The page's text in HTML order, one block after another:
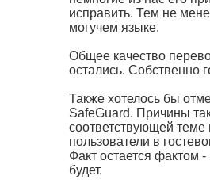
исправить. Тем не
могучем языке.
Общее качество
остались. Собственно
Также хотелось бы
SafeGuard. Причины
соответствующей
пользователи в
Факт остается фактом
будет.